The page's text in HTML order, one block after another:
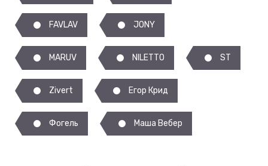
FAVLAV JONY
MARUV NILETTO ST
Zivert Егор Крид
Фогель Маша Вебер